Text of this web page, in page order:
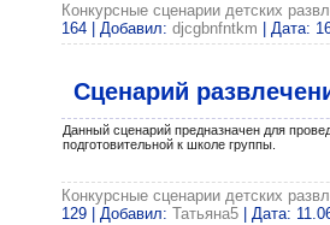
Конкурсные сценарии детских
164 | Добавил: djcgbnfntkm | Дата:
Сценарий
Данный сценарий предназначен для
подготовительной к школе группы.
Конкурсные сценарии детских
129 | Добавил: Татьяна5 | Дата: